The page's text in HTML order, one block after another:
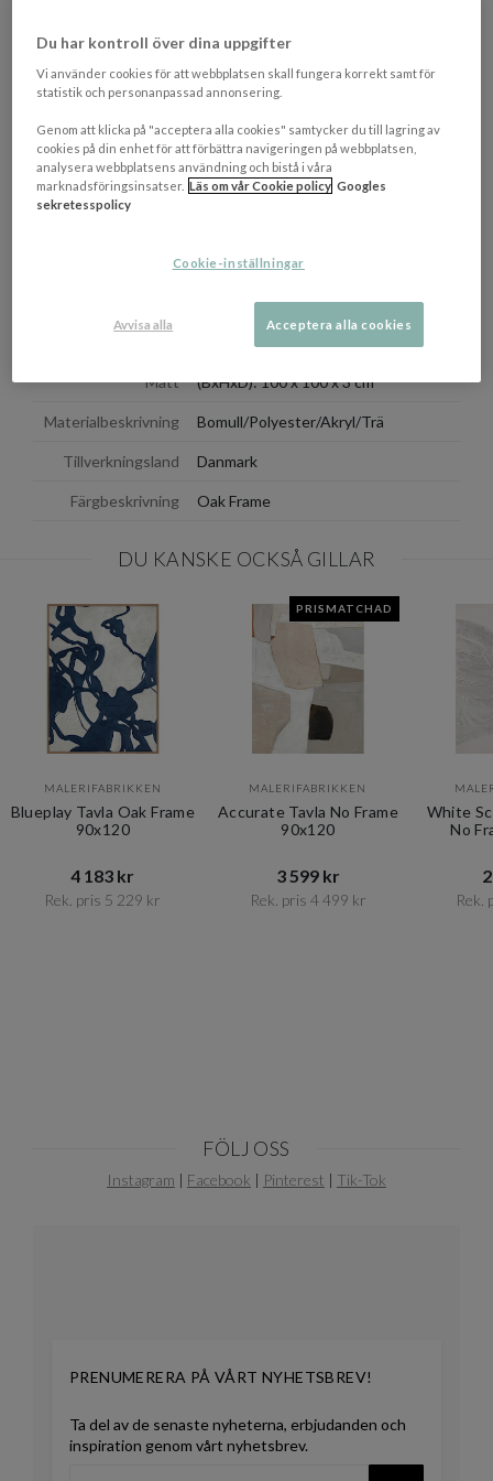
originalet vad gäller färger och kvalitet.
Välj tavla med ram i svart eller ekfärg. Du kan även välja att köpa
tavlan utan ram.
Material
Duk: Korsvävd 350 g bomull/polyester
Ram: Fingerskarvad tallträ utan kvistar
Färg: Daler Rowney System 3
OM VARUMÄRKET
Mått (BxHxD): 100 x 100 x 3 cm
Materialbeskrivning Bomull/Polyester/Akryl/Trä
Tillverkningsland Danmark
Färgbeskrivning Oak Frame
DU KANSKE OCKSÅ GILLAR
MALERIFABRIKKEN
Blueplay Tavla Oak Frame
90x120
4 183 kr​​
Rek. pris 5 229 kr​​
PRISMATCHAD
MALERIFABRIKKEN
Accurate Tavla No Frame
90x120
3 599 kr​​
Rek. pris 4 499 kr​​
White
No
Rek.
FÖLJ OSS
Instagram | Facebook | Pinterest | Tik-Tok
PRENUMERERA PÅ VÅRT NYHETSBREV!
Ta del av de senaste nyheterna, erbjudanden och
inspiration genom vårt nyhetsbrev.
Du har kontroll över dina uppgifter
Vi använder cookies för att webbplatsen skall fungera korrekt samt för
statistik och personanpassad annonsering.
Genom att klicka på "acceptera alla cookies" samtycker du till lagring av
cookies på din enhet för att förbättra navigeringen på webbplatsen,
analysera webbplatsens användning och bistå i våra
marknadsföringsinsatser. Läs om vår Cookie policy Googles
sekretesspolicy
Cookie-inställningar
Avvisa alla Acceptera alla cookies